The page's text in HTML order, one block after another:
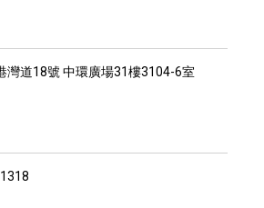
灣道18號 中環廣場31樓3104-6室